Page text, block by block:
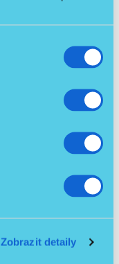
Zobrazit detaily
Detail